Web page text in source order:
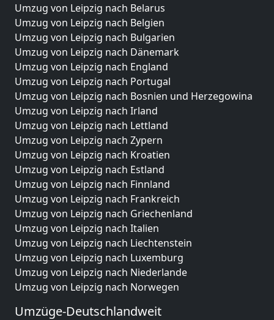
Umzug von Leipzig nach Belarus
Umzug von Leipzig nach Belgien
Umzug von Leipzig nach Bulgarien
Umzug von Leipzig nach Dänemark
Umzug von Leipzig nach England
Umzug von Leipzig nach Portugal
Umzug von Leipzig nach Bosnien und Herzegowina
Umzug von Leipzig nach Irland
Umzug von Leipzig nach Lettland
Umzug von Leipzig nach Zypern
Umzug von Leipzig nach Kroatien
Umzug von Leipzig nach Estland
Umzug von Leipzig nach Finnland
Umzug von Leipzig nach Frankreich
Umzug von Leipzig nach Griechenland
Umzug von Leipzig nach Italien
Umzug von Leipzig nach Liechtenstein
Umzug von Leipzig nach Luxemburg
Umzug von Leipzig nach Niederlande
Umzug von Leipzig nach Norwegen
Umzüge-Deutschlandweit